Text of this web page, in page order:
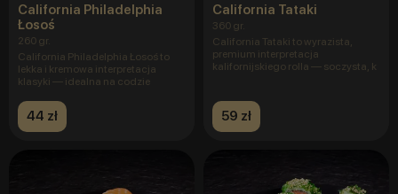
California Philadelphia
Łosoś
260 gr.
California Philadelphia Łosoś to
lekka i kremowa interpretacja
klasyki — idealna na codzie
44 zł
California Tataki
360 gr.
California Tataki to wyrazista,
premium interpretacja
kalifornijskiego rolla — soczysta, k
59 zł